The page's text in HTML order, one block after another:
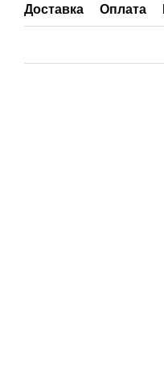
Доставка Оплата